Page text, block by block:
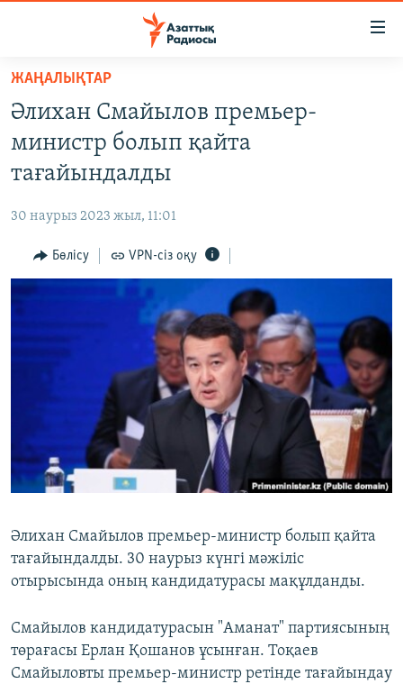
Skip
main
content
main
Navigation
to
Search
AZATTYQTV
АДАМ ҚҰҚЫҚТАРЫ
ӘЛЕУМЕТ
ӘЛЕМ
АРНАЙЫ ЖОБАЛАР
Русский
ЖАҢАЛЫҚТАР
Әлихан Смайылов премьер-
министр болып қайта
тағайындалды
30 наурыз 2023 жыл, 11:01
Бөлісу VPN-сіз оқу
Әлихан Смайылов премьер-министр болып қайта
тағайындалды. 30 наурыз күнгі мәжіліс
отырысында оның кандидатурасы мақұлданды.
Смайылов кандидатурасын "Аманат" партиясының
төрағасы Ерлан Қошанов ұсынған. Тоқаев
Смайыловты премьер-министр ретінде тағайындау